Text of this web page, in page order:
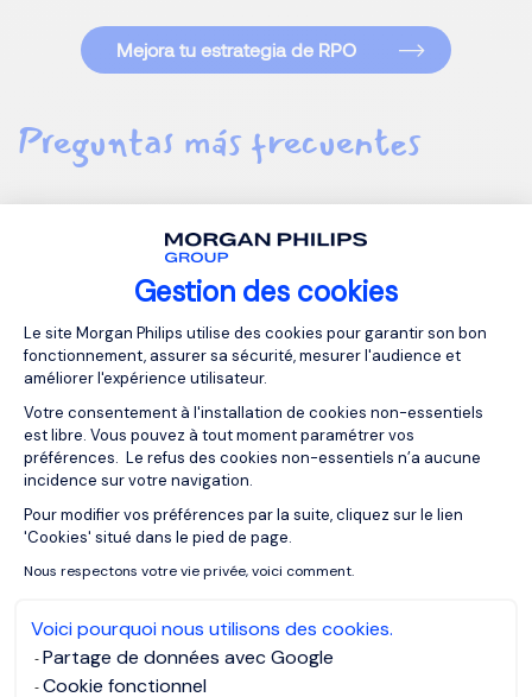
Gestion des cookies
Plateforme de Gestion du
Le site Morgan Philips utilise des cookies pour garantir son bon
fonctionnement, assurer sa sécurité, mesurer l'audience et
améliorer l'expérience utilisateur.
Votre consentement à l'installation de cookies non-essentiels
est libre. Vous pouvez à tout moment paramétrer vos
préférences. Le refus des cookies non-essentiels n’a aucune
incidence sur votre navigation.
Pour modifier vos préférences par la suite, cliquez sur le lien
'Cookies' situé dans le pied de page.
Nous respectons votre vie privée, voici comment.
Voici pourquoi nous utilisons des cookies.
Partage de données avec Google
Cookie fonctionnel
Axeptio consent
Mejora tu estrategia de RPO
Preguntas más frecuentes
un Talent Partner?
¿Por qué es clave entender el negocio
antes de contratar?
¿Qué valor aporta un Talent Partner a los
hiring managers?
¿Qué métricas son más relevantes hoy en
¿Cuándo debería una empresa considerar